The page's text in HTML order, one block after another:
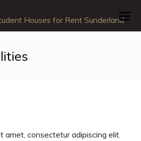
amet, consectetur adipiscing elit.